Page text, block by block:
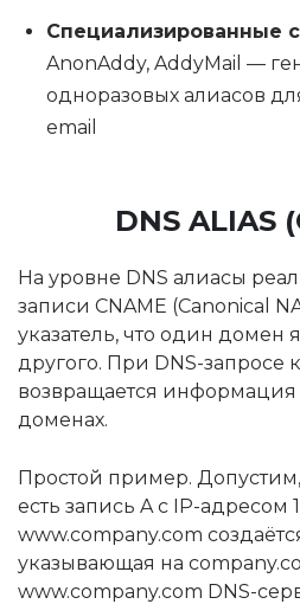
Специализированные
AnonAddy, AddyMail —
одноразовых алиасов
email
DNS ALIAS
На уровне DNS алиасы
записи CNAME (Canonical
указатель, что один домен
другого. При DNS-запросе
возвращается информация
доменах.
Простой пример. Допустим,
есть запись A с IP-адресом
www.company.com
указывающая на
www.company.com DNS-